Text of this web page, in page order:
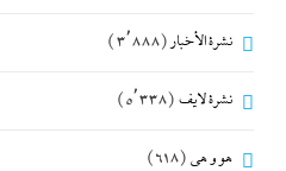
نشرة الأخبار (3٬888)
نشرة لايف (5٬338)
هو و هي (618)